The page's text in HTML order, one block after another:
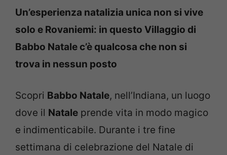
Un’esperienza natalizia unica non si vive
solo e Rovaniemi: in questo Villaggio di
Babbo Natale c’è qualcosa che non si
trova in nessun posto
Scopri Babbo Natale, nell’Indiana, un luogo
dove il Natale prende vita in modo magico
e indimenticabile. Durante i tre fine
settimana di celebrazione del Natale di